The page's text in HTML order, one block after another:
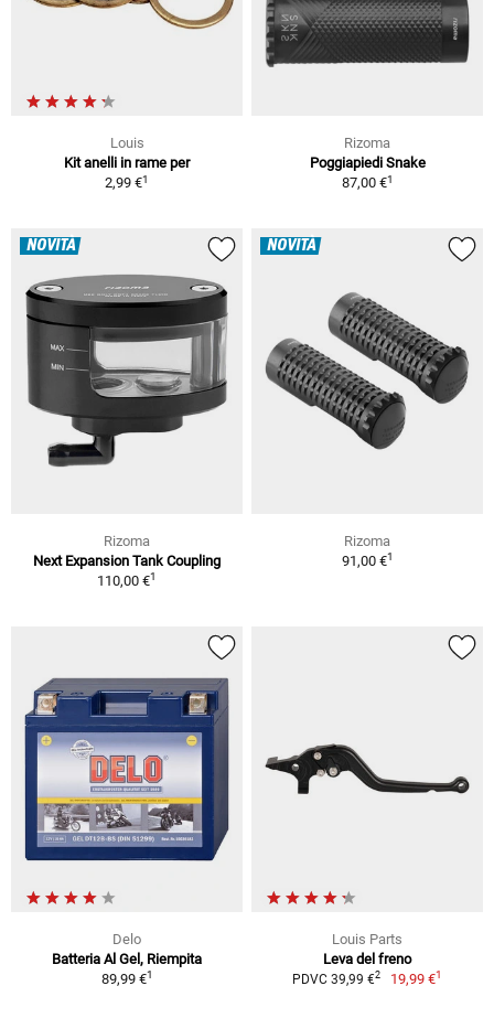
Louis
Kit anelli in rame per
2,99 €1
Rizoma
Poggiapiedi Snake
87,00 €1
NOVITÀ
Rizoma
Next Expansion Tank Coupling
110,00 €1
NOVITÀ
Rizoma
91,00 €1
Delo
Batteria Al Gel, Riempita
89,99 €1
Louis Parts
Leva del freno
PDVC 39,99 €2 19,99 €1